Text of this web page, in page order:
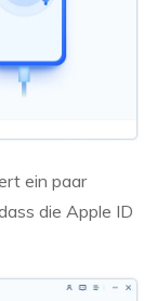
ein paar
die Apple ID